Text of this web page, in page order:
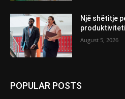
Një shëtitje
August 5, 2026
POPULAR POSTS